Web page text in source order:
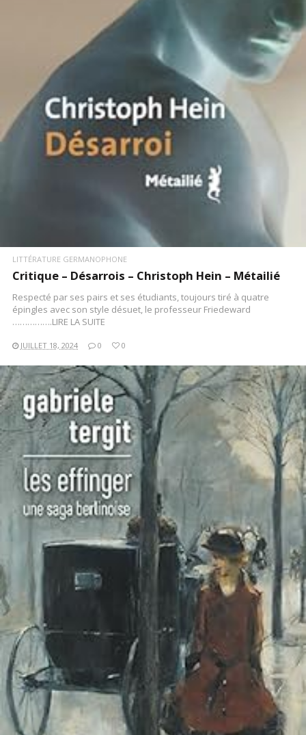
LIRE LA SUITE
LITTÉRATURE GERMANOPHONE
Critique – Désarrois – Christoph Hein – Métailié
Respecté par ses pairs et ses étudiants, toujours tiré à quatre
épingles avec son style désuet, le professeur Friedeward
…………….LIRE LA SUITE
JUILLET 18, 2024 0 0
LIRE LA SUITE